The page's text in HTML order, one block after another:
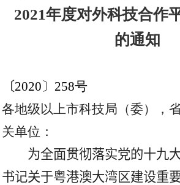
2021年度对外科技合作
的通知
〔2020〕 258号
各地级以上市科技局（委），
关单位：
为全面贯彻落实党的十九大
书记关于粤港澳大湾区建设重